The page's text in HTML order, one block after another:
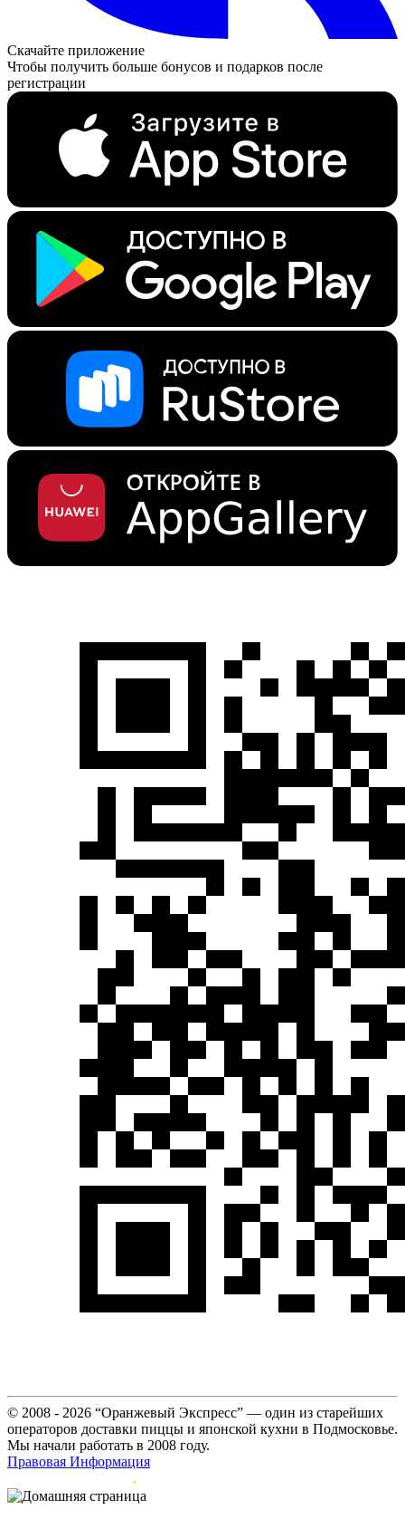
Скачайте приложение
Чтобы получить больше бонусов и подарков после
регистрации
© 2008 - 2026 “Оранжевый Экспресс” — один из старейших
операторов доставки пиццы и японской кухни в Подмосковье.
Мы начали работать в 2008 году.
Правовая Информация